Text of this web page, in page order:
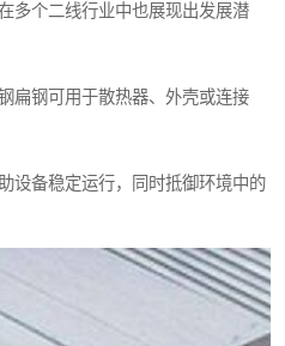
多个二线行业中也展现出发展潜
扁钢可用于散热器、外壳或连接
设备稳定运行，同时抵御环境中的